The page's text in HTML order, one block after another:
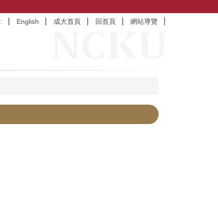
English 成大首頁 回首頁 網站導覽